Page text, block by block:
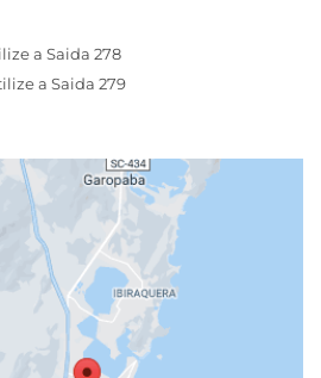
a Saida 278
a Saida 279